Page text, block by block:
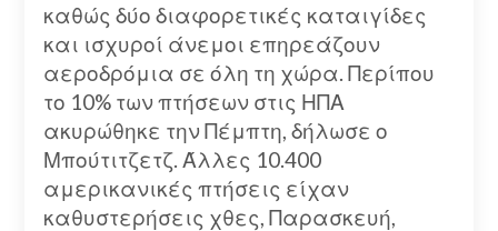
καθώς δύο διαφορετικές καταιγίδες
και ισχυροί άνεμοι επηρεάζουν
αεροδρόμια σε όλη τη χώρα. Περίπου
το 10% των πτήσεων στις ΗΠΑ
ακυρώθηκε την Πέμπτη, δήλωσε ο
Μπούτιτζετζ. Άλλες 10.400
αμερικανικές πτήσεις είχαν
καθυστερήσεις χθες, Παρασκευή,